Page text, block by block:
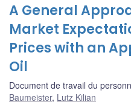
A General
Market
Prices with an
Oil
Document de travail du
Baumeister, Lutz Kilian